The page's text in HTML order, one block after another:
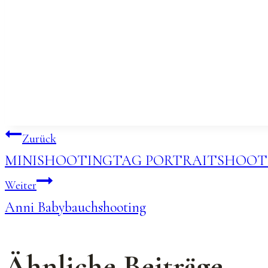
Beitragsnavigation
Zurück
MINISHOOTINGTAG
Weiter
Anni Babybauchshooting